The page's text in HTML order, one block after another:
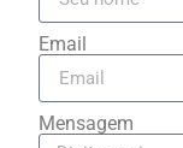
Email
Mensagem